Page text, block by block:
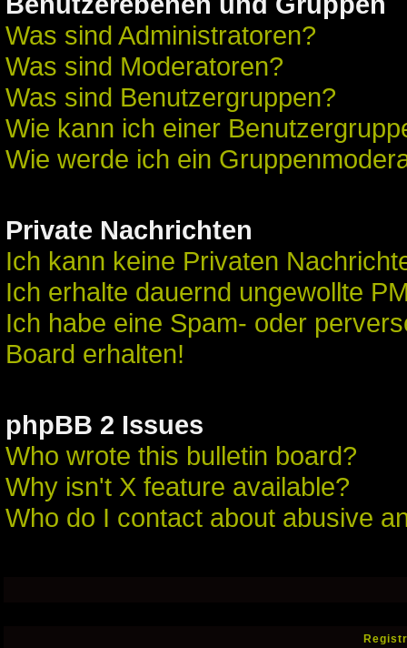
Was sind Administratoren?
Was sind Moderatoren?
Was sind Benutzergruppen?
Wie kann ich einer
Wie werde ich ein
Private Nachrichten
Ich kann keine Privaten
Ich erhalte dauernd ungewollte
Ich habe eine Spam- oder
Board erhalten!
phpBB 2 Issues
Who wrote this bulletin board?
Why isn't X feature available?
Who do I contact about abusive